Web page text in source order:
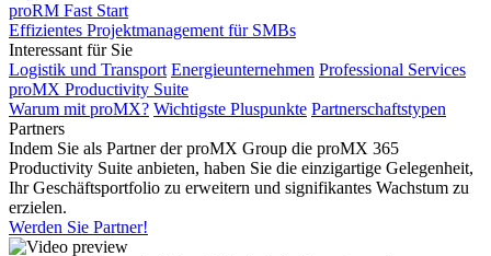
proRM Fast Start
Effizientes Projektmanagement für SMBs
Interessant für Sie
Logistik und Transport Energieunternehmen Professional Services
proMX Productivity Suite
Warum mit proMX? Wichtigste Pluspunkte Partnerschaftstypen
Partners
Indem Sie als Partner der proMX Group die proMX 365
Productivity Suite anbieten, haben Sie die einzigartige Gelegenheit,
Ihr Geschäftsportfolio zu erweitern und signifikantes Wachstum zu
erzielen.
Werden Sie Partner!